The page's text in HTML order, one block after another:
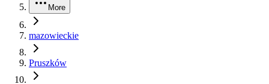
More
mazowieckie
Pruszków